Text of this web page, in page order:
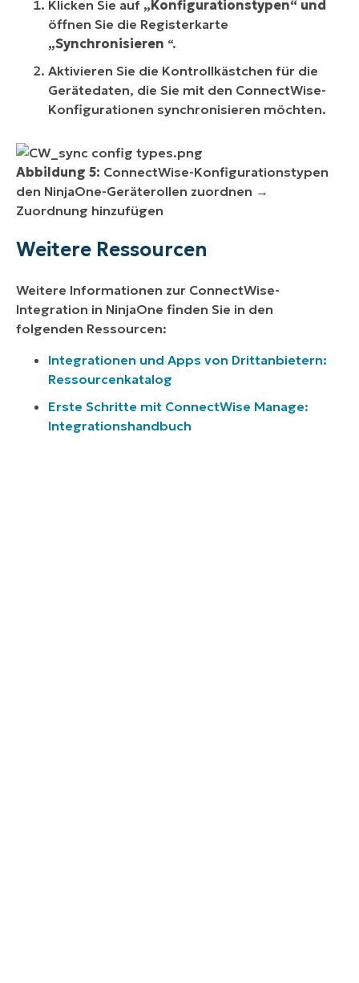
Klicken Sie auf „Konfigurationstypen“ und
öffnen Sie die Registerkarte
„Synchronisieren “.
Aktivieren Sie die Kontrollkästchen für die
Gerätedaten, die Sie mit den ConnectWise-
Konfigurationen synchronisieren möchten.
Abbildung 5: ConnectWise-Konfigurationstypen
den NinjaOne-Geräterollen zuordnen →
Zuordnung hinzufügen
Weitere Ressourcen
Weitere Informationen zur ConnectWise-
Integration in NinjaOne finden Sie in den
folgenden Ressourcen:
Integrationen und Apps von Drittanbietern:
Ressourcenkatalog
Erste Schritte mit ConnectWise Manage:
Integrationshandbuch